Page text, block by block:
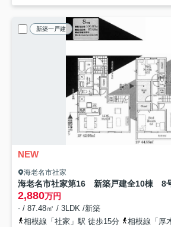
新築一戸建
NEW
海老名市社家
海老名市社家第16 新築戸建全10棟 8
2,880万円
- / 87.48㎡ / 3LDK /新築
相模線「社家」駅 徒歩15分
相模線「厚